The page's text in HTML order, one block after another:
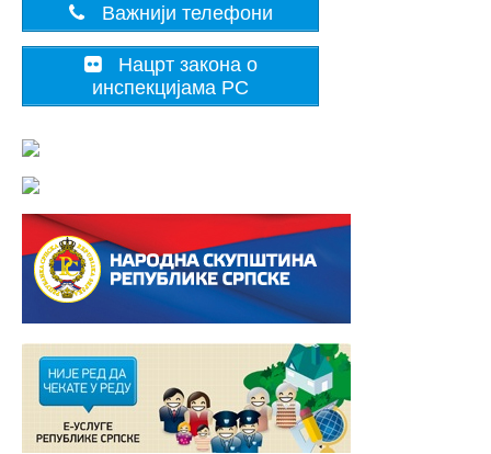
Важнији телефони
Нацрт закона о
инспекцијама РС